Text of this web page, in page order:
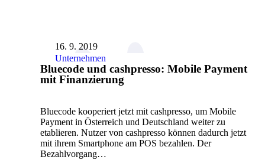
16. 9. 2019
Unternehmen
Bluecode und cashpresso: Mobile Payment
mit Finanzierung
Bluecode kooperiert jetzt mit cashpresso, um Mobile
Payment in Österreich und Deutschland weiter zu
etablieren. Nutzer von cashpresso können dadurch jetzt
mit ihrem Smartphone am POS bezahlen. Der
Bezahlvorgang…